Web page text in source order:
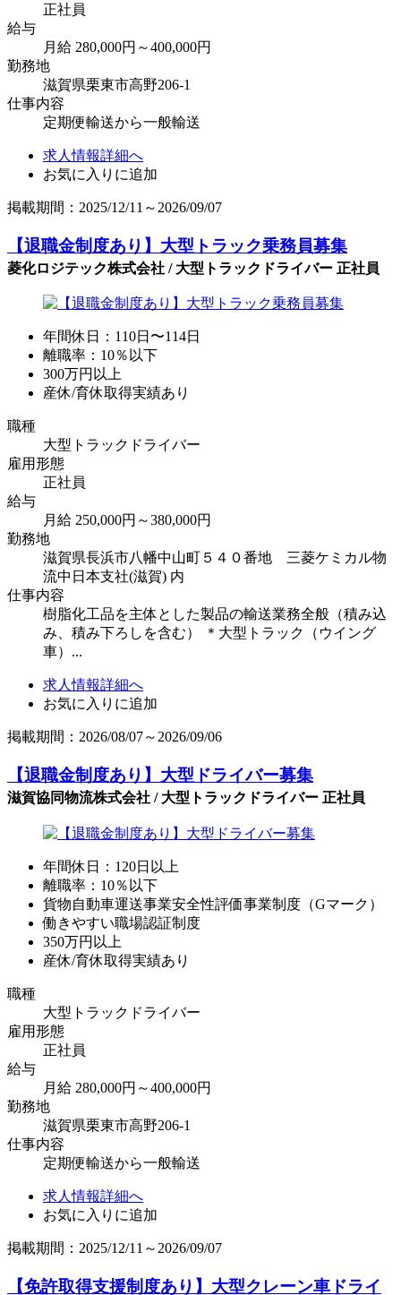
正社員
給与
月給 280,000円～400,000円
勤務地
滋賀県栗東市高野206-1
仕事内容
定期便輸送から一般輸送
求人情報詳細へ
お気に入りに追加
掲載期間：2025/12/11～2026/09/07
【退職金制度あり】大型トラック乗務員募集
菱化ロジテック株式会社 / 大型トラックドライバー 正社員
年間休日：110日〜114日
離職率：10％以下
300万円以上
産休/育休取得実績あり
職種
大型トラックドライバー
雇用形態
正社員
給与
月給 250,000円～380,000円
勤務地
滋賀県長浜市八幡中山町５４０番地 三菱ケミカル物
流中日本支社(滋賀) 内
仕事内容
樹脂化工品を主体とした製品の輸送業務全般（積み込
み、積み下ろしを含む） ＊大型トラック（ウイング
車）...
求人情報詳細へ
お気に入りに追加
掲載期間：2026/08/07～2026/09/06
【退職金制度あり】大型ドライバー募集
滋賀協同物流株式会社 / 大型トラックドライバー 正社員
年間休日：120日以上
離職率：10％以下
貨物自動車運送事業安全性評価事業制度（Gマーク）
働きやすい職場認証制度
350万円以上
産休/育休取得実績あり
職種
大型トラックドライバー
雇用形態
正社員
給与
月給 280,000円～400,000円
勤務地
滋賀県栗東市高野206-1
仕事内容
定期便輸送から一般輸送
求人情報詳細へ
お気に入りに追加
掲載期間：2025/12/11～2026/09/07
【免許取得支援制度あり】大型クレーン車ドライ